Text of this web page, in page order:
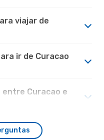
viajar de
ir de Curacao
Curacao e